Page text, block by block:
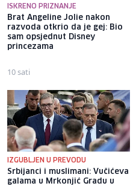
ISKRENO PRIZNANJE
Brat Angeline Jolie nakon
razvoda otkrio da je gej: Bio
sam opsjednut Disney
princezama
10 sati
IZGUBLJEN U PREVODU
Srbijanci i muslimani: Vučićeva
galama u Mrkonjić Gradu u